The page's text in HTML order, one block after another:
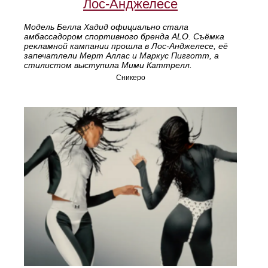
Лос‑Анджелесе
Модель Белла Хадид официально стала
амбассадором спортивного бренда ALO. Съёмка
рекламной кампании прошла в Лос‑Анджелесе, её
запечатлели Мерт Аллас и Маркус Пигготт, а
стилистом выступила Мими Каттрелл.
Сникеро